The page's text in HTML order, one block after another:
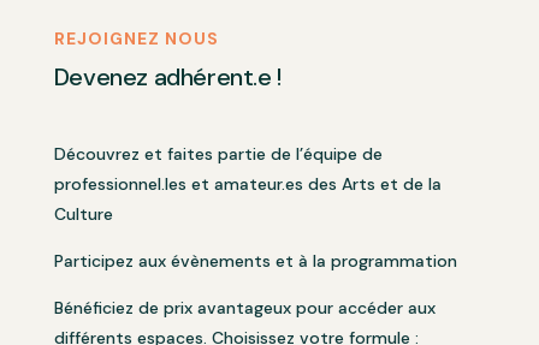
REJOIGNEZ NOUS
Devenez adhérent.e !
Découvrez et faites partie de l’équipe de
professionnel.les et amateur.es des Arts et de la
Culture
Participez aux évènements et à la programmation
Bénéficiez de prix avantageux pour accéder aux
différents espaces. Choisissez votre formule :